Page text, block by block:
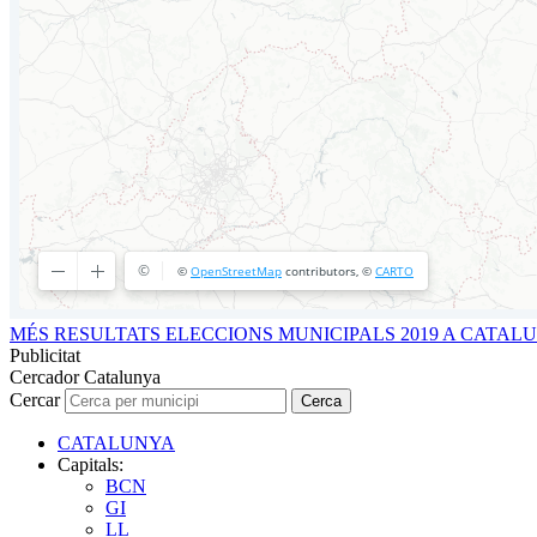
MÉS RESULTATS ELECCIONS MUNICIPALS 2019 A
Publicitat
Cercador Catalunya
Cercar
Cerca
CATALUNYA
Capitals:
BCN
GI
LL